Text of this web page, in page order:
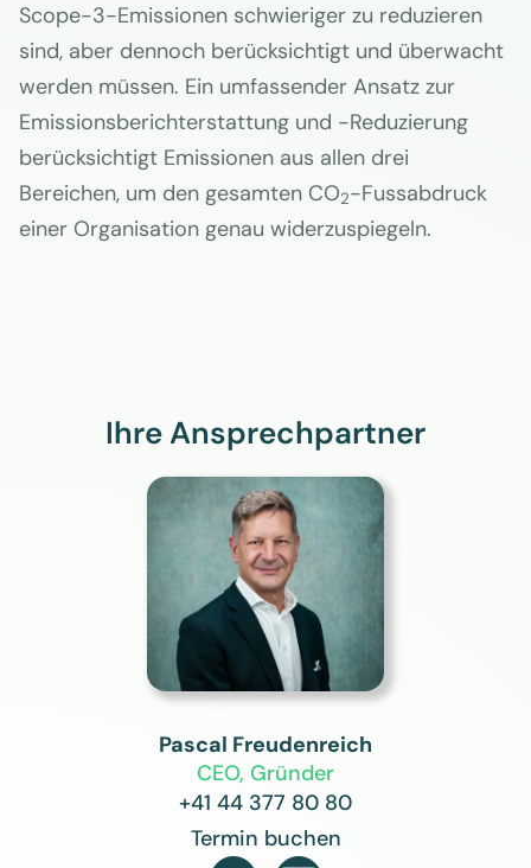
Scope-3-Emissionen schwieriger zu reduzieren
sind, aber dennoch berücksichtigt und überwacht
werden müssen. Ein umfassender Ansatz zur
Emissionsberichterstattung und -Reduzierung
berücksichtigt Emissionen aus allen drei
Bereichen, um den gesamten CO2-Fussabdruck
einer Organisation genau widerzuspiegeln.
Ihre Ansprechpartner
Pascal Freudenreich
CEO, Gründer
+41 44 377 80 80
Termin buchen